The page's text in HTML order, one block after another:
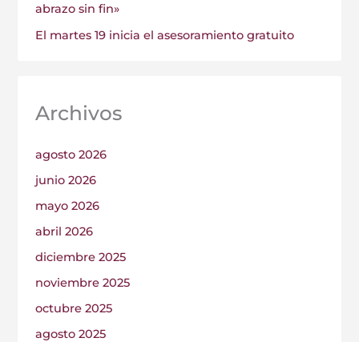
abrazo sin fin»
El martes 19 inicia el asesoramiento gratuito
Archivos
agosto 2026
junio 2026
mayo 2026
abril 2026
diciembre 2025
noviembre 2025
octubre 2025
agosto 2025